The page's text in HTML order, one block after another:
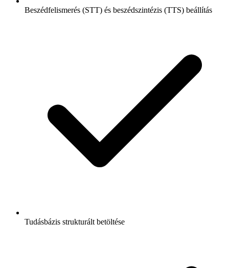
Beszédfelismerés (STT) és beszédszintézis (TTS) beállítás
Tudásbázis strukturált betöltése